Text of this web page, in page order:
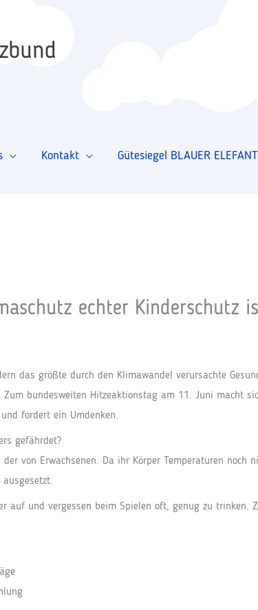
Kontakt Gütesiegel BLAUER ELEFANT
echter Kinderschutz
das größte durch den Klimawandel verursachte
bundesweiten Hitzeaktionstag am 11. Juni macht
fordert ein Umdenken.
gefährdet?
von Erwachsenen. Da ihr Körper Temperaturen noch
auf und vergessen beim Spielen oft, genug zu trinken.